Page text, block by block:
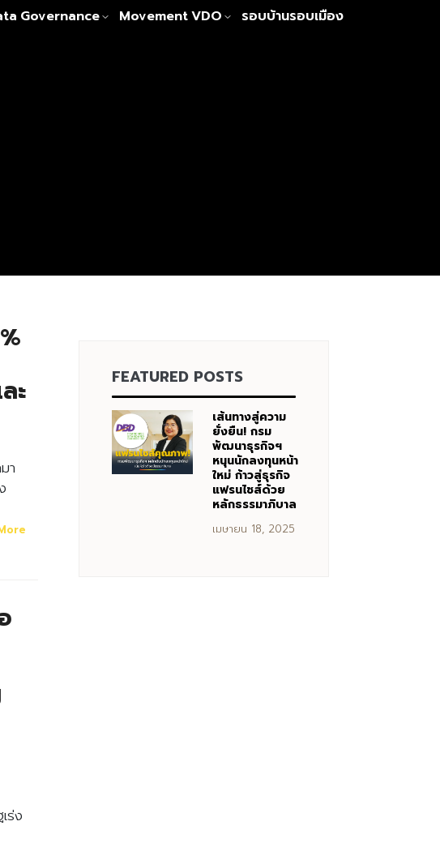
Governance MovementVDO รอบบ้านรอบเมือง
ะ
า
ร่ง
FEATURED POSTS
เส้นทางสู่ความ
ยั่งยืน! กรม
พัฒนาธุรกิจฯ
หนุนนักลงทุนหน้า
ใหม่ ก้าวสู่ธุรกิจ
แฟรนไชส์ด้วย
หลักธรรมาภิบาล
เมษายน 18, 2025